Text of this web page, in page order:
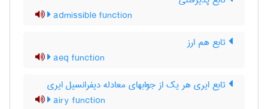
admissible function
تابع هم ارز
aeq function
تابع ایری هر یک از جوابهای معادله دیفرانسیل ایری
airy function